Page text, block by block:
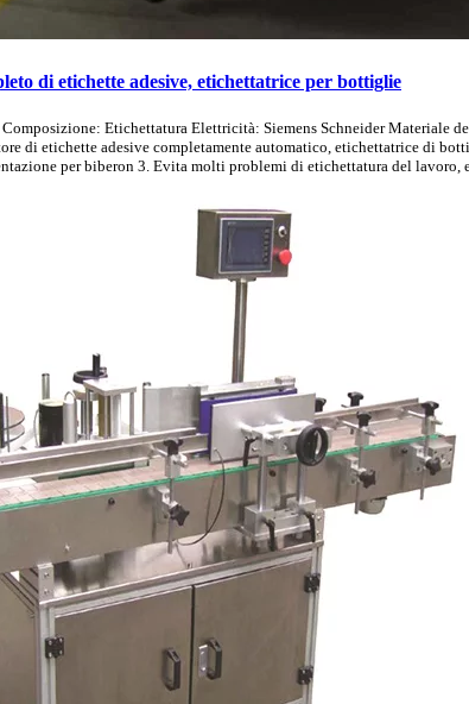
di etichette adesive, etichettatrice per bottiglie
Etichettatura Elettricità: Siemens Schneider
di etichette adesive completamente automatico, etichettatrice di
per biberon 3. Evita molti problemi di etichettatura del lavoro,